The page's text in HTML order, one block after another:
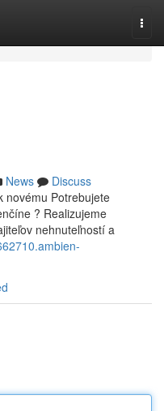
News
Discuss
novému Potrebujete
? Realizujeme
nehnuteľností a